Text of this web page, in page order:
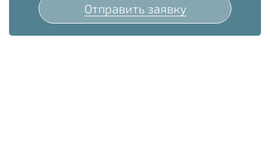
Отправить заявку